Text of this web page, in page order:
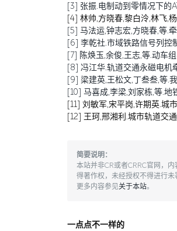
[3] 张振.电制动到零情况下的
[4] 林帅,方晓春,黎白泠,林飞,
[5] 马法运,钟志宏,方晓春,等.
[6] 李乾社.市域铁路信号列控
[7] 陈焕玉,余俊,王志,等.动车
[8] 冯江华.轨道交通永磁电
[9] 梁建英,王松文,丁叁叁,等.
[10] 马喜成,李梁,刘家栋,等.
[11] 刘敏军,宋平岗,许期英.
[12] 王珂,邢湘利.城市轨道交
简要说明：
本站并非CR或者CRRC官网，
得著作权，未经授权不得进行
更多内容参见关于本站。
一点点不一样的